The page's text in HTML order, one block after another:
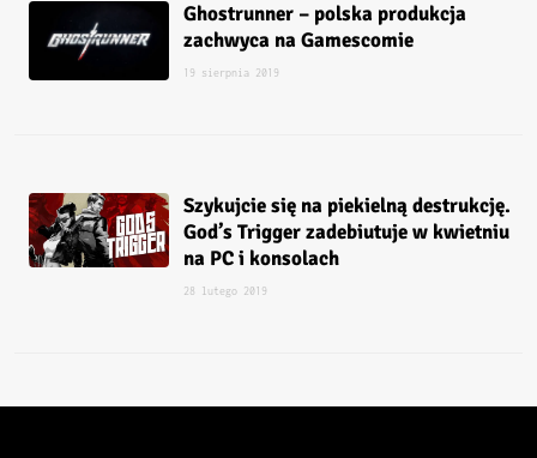
Ghostrunner – polska produkcja
zachwyca na Gamescomie
19 sierpnia 2019
Szykujcie się na piekielną destrukcję.
God’s Trigger zadebiutuje w kwietniu
na PC i konsolach
28 lutego 2019